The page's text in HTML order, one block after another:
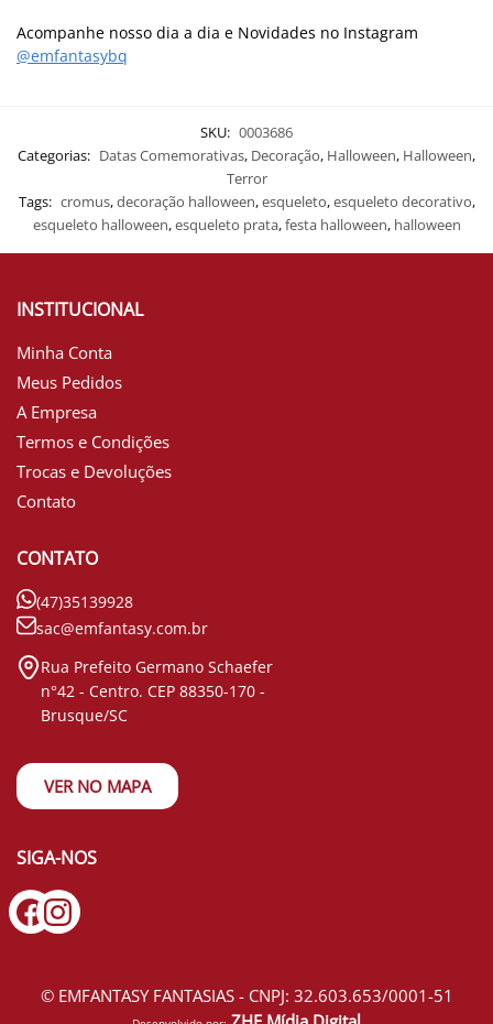
Acompanhe nosso dia a dia e Novidades no Instagram
@emfantasybq
SKU: 0003686
Categorias: Datas Comemorativas, Decoração, Halloween, Halloween,
Terror
Tags: cromus,decoração halloween,esqueleto,esqueleto decorativo,
esqueleto halloween,esqueleto prata,festa halloween, halloween
INSTITUCIONAL
Minha Conta
Meus Pedidos
A Empresa
Termos e Condições
Trocas e Devoluções
Contato
CONTATO
(47)35139928
sac@emfantasy.com.br
Rua Prefeito Germano Schaefer
n°42 - Centro. CEP 88350-170 -
Brusque/SC
VER NO MAPA
SIGA-NOS
© EMFANTASY FANTASIAS - CNPJ: 32.603.653/0001-51